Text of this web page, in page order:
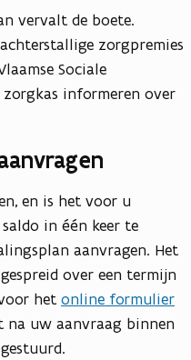
vervalt de boete.
zorgpremies
Sociale
informeren over
en is het voor u
in één keer te
aanvragen. Het
over een termijn
het online formulier
uw aanvraag binnen